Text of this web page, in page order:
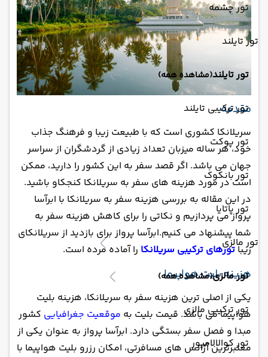
تور چشمه
تور تایلند
تور تایلند(مشاهده همه)
تور ترکیبی تایلند
تور پوکت
تور بانکوک
تور پاتایا
تور مالزی
تور مالزی(مشاهده همه)
تور ترکیبی مالزی
تور کوالالامپور
مقدمه
سریلانکا کشوری است که با طبیعت زیبا و فرهنگ جذاب
خود، هر ساله میزبان تعداد زیادی از گردشگران از سراسر
جهان می باشد. اگر قصد سفر به این کشور را دارید، ممکن
است در مورد هزینه های سفر به سریلانکا کنجکاو باشید.
در این مقاله به بررسی هزینه سفر به سریلانکا با ابرآسا
پرواز می پردازیم و نکاتی را برای کاهش هزینه سفر به
شما پیشنهاد می کنیم.ابرآسا پرواز برای بازدید از سریلانکای
زیبا تورهای ترکیبی سریلانکا را آماده مرده است.
هزینه بلیت هواپیما
یکی از اصلی ترین هزینه سفر به سریلانکا، هزینه بلیت
هواپیما می باشد. قیمت بلیت به موقعیت جغرافیایی کشور
مبدا و فصل سفر بستگی دارد. ابرآسا پرواز به عنوان یکی از
معتبرترین آژانس های مسافرتی، امکان رزرو بلیت هواپیما با